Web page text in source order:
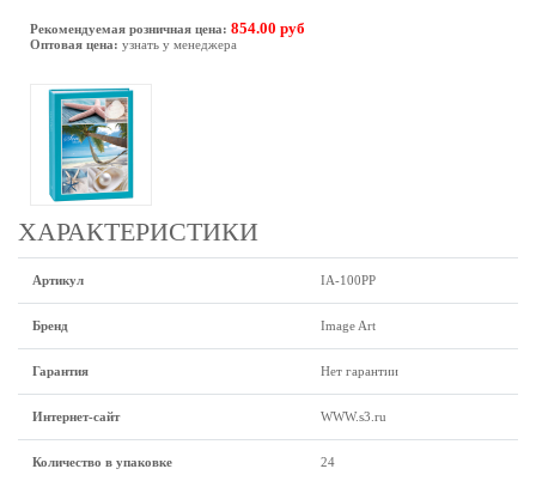
Рекомендуемая розничная цена: 854.00 руб
Оптовая цена: узнать у менеджера
ХАРАКТЕРИСТИКИ
Артикул IA-100PP
Бренд Image Art
Гарантия Нет гарантии
Интернет-сайт WWW.s3.ru
Количество в упаковке 24